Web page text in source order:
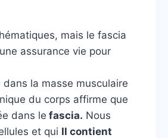
mais le fascia
assurance vie pour
la masse musculaire
du corps affirme que
dans le fascia. Nous
et qui Il contient